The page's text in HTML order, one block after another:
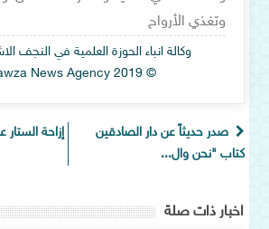
وتغذي الأرواح
وكالة انباء الحوزة العلمية في النجف
© Alhawza News Agency 2019
إزاحة الستار
صدر حديثاً عن دار الصادقين
كتاب "نحن وال...
اخبار ذات صلة